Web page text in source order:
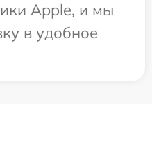
Apple, и мы
в удобное